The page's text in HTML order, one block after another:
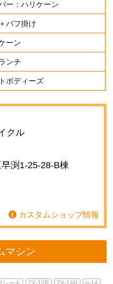
ー：ハリケーン
バフ掛け
ーン
ンチ
ボディーズ
クル
渕1-25-28-B棟
カスタムショップ情報
マシン